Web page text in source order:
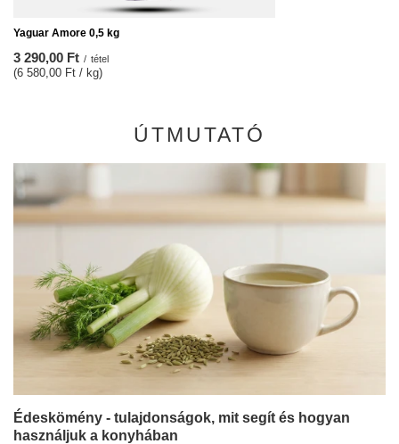
Yaguar Amore 0,5 kg
3 290,00 Ft / tétel
(6 580,00 Ft / kg)
ÚTMUTATÓ
Édeskömény - tulajdonságok, mit segít és hogyan
használjuk a konyhában